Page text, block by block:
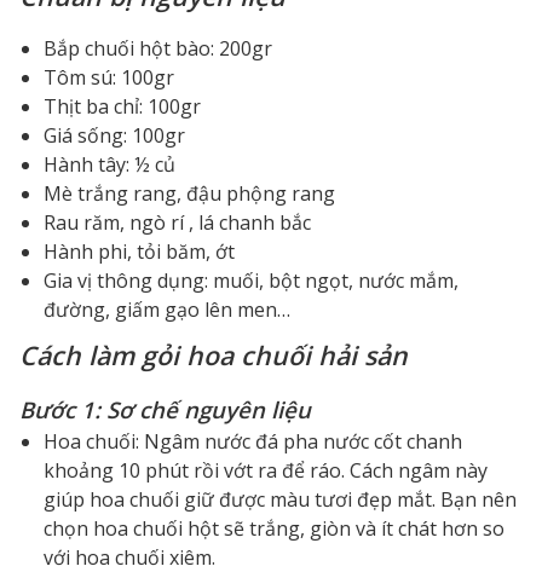
Bắp chuối hột bào: 200gr
Tôm sú: 100gr
Thịt ba chỉ: 100gr
Giá sống: 100gr
Hành tây: ½ củ
Mè trắng rang, đậu phộng rang
Rau răm, ngò rí , lá chanh bắc
Hành phi, tỏi băm, ớt
Gia vị thông dụng: muối, bột ngọt, nước mắm,
đường, giấm gạo lên men…
Cách làm gỏi hoa chuối hải sản
Bước 1: Sơ chế nguyên liệu
Hoa chuối: Ngâm nước đá pha nước cốt chanh
khoảng 10 phút rồi vớt ra để ráo. Cách ngâm này
giúp hoa chuối giữ được màu tươi đẹp mắt. Bạn nên
chọn hoa chuối hột sẽ trắng, giòn và ít chát hơn so
với hoa chuối xiêm.